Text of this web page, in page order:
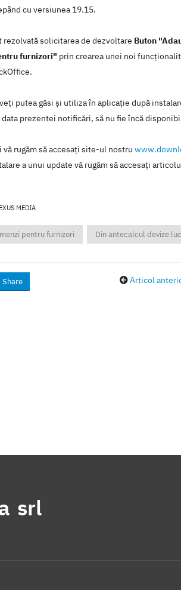
cu versiunea 19.15.
rezolvată solicitarea de dezvoltare Buton
furnizori" prin crearea unei noi
putea găsi şi utiliza în aplicaţie după
prezentei notificări, să nu fie încă
rugăm să accesaţi site-ul nostru
a unui update vă rugăm să accesaţi
MEDIA
pentru furnizori Din antecalcul devize
Share Articol
srl